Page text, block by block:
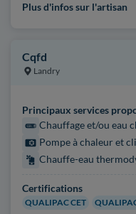
Plus d'infos sur l'artisan
Cqfd
Landry
Principaux services
Chauffage et/ou eau
Pompe à chaleur et
Chauffe-eau
Certifications
QUALIPAC CET